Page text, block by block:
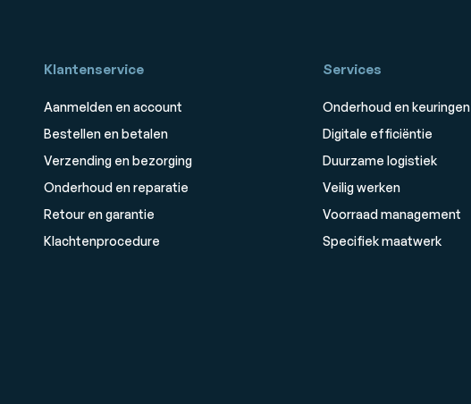
Klantenservice
Aanmelden en account
Bestellen en betalen
Verzending en bezorging
Onderhoud en reparatie
Retour en garantie
Klachtenprocedure
Services
Onderhoud en keuringen
Digitale efficiëntie
Duurzame logistiek
Veilig werken
Voorraad management
Specifiek maatwerk